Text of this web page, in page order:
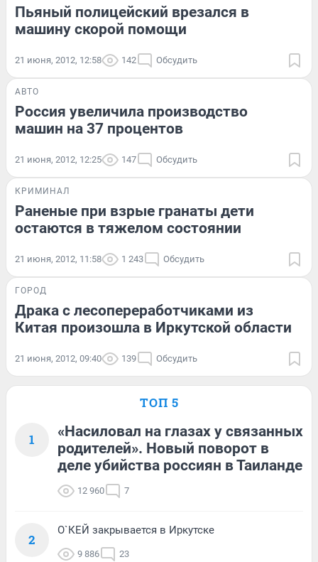
Пьяный полицейский врезался в
машину скорой помощи
21 июня, 2012, 12:58 142 Обсудить
АВТО
Россия увеличила производство
машин на 37 процентов
21 июня, 2012, 12:25 147 Обсудить
КРИМИНАЛ
Раненые при взрые гранаты дети
остаются в тяжелом состоянии
21 июня, 2012, 11:58 1 243 Обсудить
ГОРОД
Драка с лесопереработчиками из
Китая произошла в Иркутской области
21 июня, 2012, 09:40 139 Обсудить
ТОП 5
1
«Насиловал на глазах у связанных
родителей». Новый поворот в
деле убийства россиян в Таиланде
12 960 7
2
О`КЕЙ закрывается в Иркутске
9 886 23